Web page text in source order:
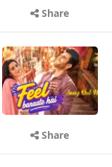
Share
Share